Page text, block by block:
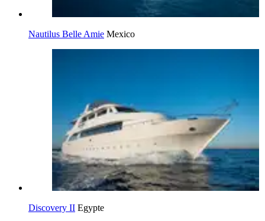
Nautilus Belle Amie Mexico
Discovery II Egypte